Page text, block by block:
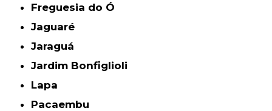
Freguesia do Ó
Jaguaré
Jaraguá
Jardim Bonfiglioli
Lapa
Pacaembu